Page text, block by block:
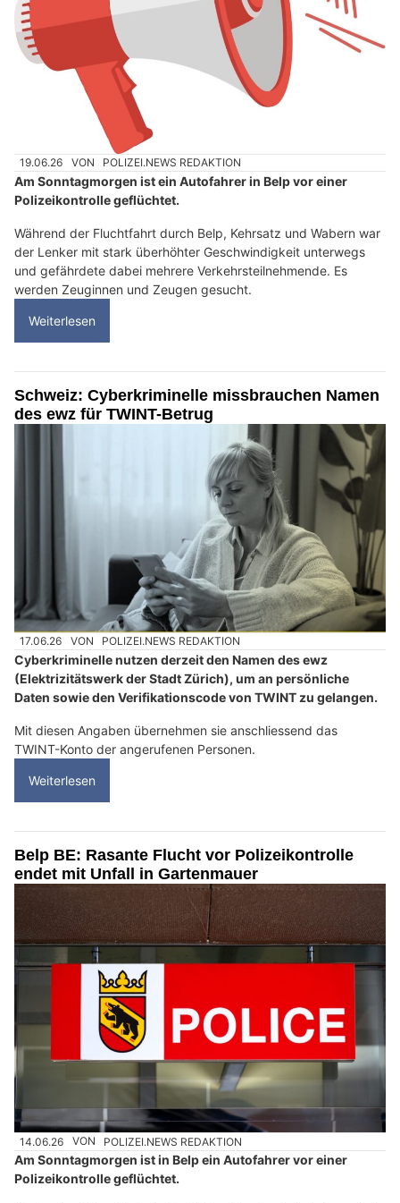
19.06.26 VON POLIZEI.NEWS REDAKTION
Am Sonntagmorgen ist ein Autofahrer in Belp vor einer
Polizeikontrolle geflüchtet.
Während der Fluchtfahrt durch Belp, Kehrsatz und Wabern war
der Lenker mit stark überhöhter Geschwindigkeit unterwegs
und gefährdete dabei mehrere Verkehrsteilnehmende. Es
werden Zeuginnen und Zeugen gesucht.
Weiterlesen
Schweiz: Cyberkriminelle missbrauchen Namen
des ewz für TWINT-Betrug
17.06.26 VON POLIZEI.NEWS REDAKTION
Cyberkriminelle nutzen derzeit den Namen des ewz
(Elektrizitätswerk der Stadt Zürich), um an persönliche
Daten sowie den Verifikationscode von TWINT zu gelangen.
Mit diesen Angaben übernehmen sie anschliessend das
TWINT-Konto der angerufenen Personen.
Weiterlesen
Belp BE: Rasante Flucht vor Polizeikontrolle
endet mit Unfall in Gartenmauer
14.06.26 VON POLIZEI.NEWS REDAKTION
Am Sonntagmorgen ist in Belp ein Autofahrer vor einer
Polizeikontrolle geflüchtet.